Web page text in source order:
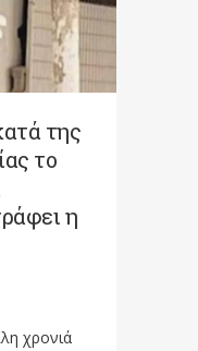
της
το
η
χρονιά